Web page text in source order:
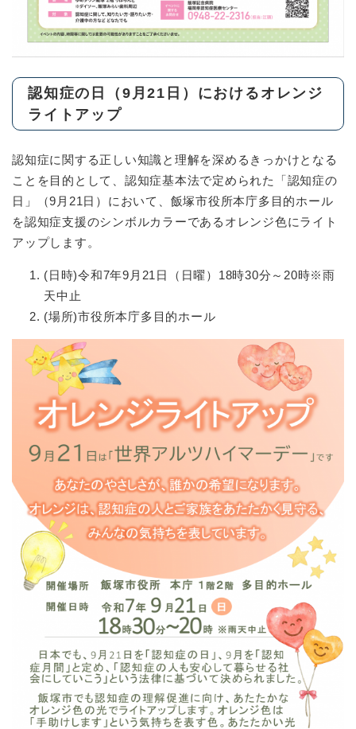
認知症の日（9月21日）におけるオレンジ
ライトアップ
認知症に関する正しい知識と理解を深めるきっかけとなる
ことを目的として、認知症基本法で定められた「認知症の
日」（9月21日）において、飯塚市役所本庁多目的ホール
を認知症支援のシンボルカラーであるオレンジ色にライト
アップします。
(日時)令和7年9月21日（日曜）18時30分～20時※雨
天中止
(場所)市役所本庁多目的ホール